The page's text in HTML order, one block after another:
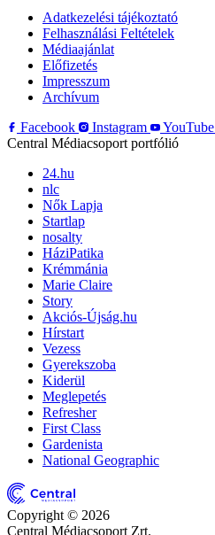
Adatkezelési tájékoztató
Felhasználási Feltételek
Médiaajánlat
Előfizetés
Impresszum
Archívum
Facebook
Instagram YouTube
Central Médiacsoport portfólió
24.hu
nlc
Nők Lapja
Startlap
nosalty
HáziPatika
Krémmánia
Marie Claire
Story
Akciós-Újság.hu
Hírstart
Vezess
Gyerekszoba
Kiderül
Meglepetés
Refresher
First Class
Gardenista
National Geographic
Copyright © 2026
Central Médiacsoport Zrt.